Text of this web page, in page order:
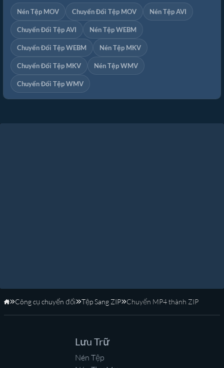
Nén Tệp MOV Chuyển Đổi Tệp MOV Nén Tệp AVI
Chuyển Đổi Tệp AVI Nén Tệp WEBM
Chuyển Đổi Tệp WEBM Nén Tệp MKV
Chuyển Đổi Tệp MKV Nén Tệp WMV
Chuyển Đổi Tệp WMV
Trang Chủ
Công cụ chuyển đổi Tệp Sang ZIP Chuyển MP4 thành ZIP
Lưu Trữ
Nén Tệp